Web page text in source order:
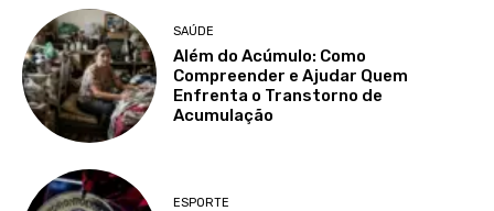
SAÚDE
Além do Acúmulo: Como
Compreender e Ajudar Quem
Enfrenta o Transtorno de
Acumulação
ESPORTE